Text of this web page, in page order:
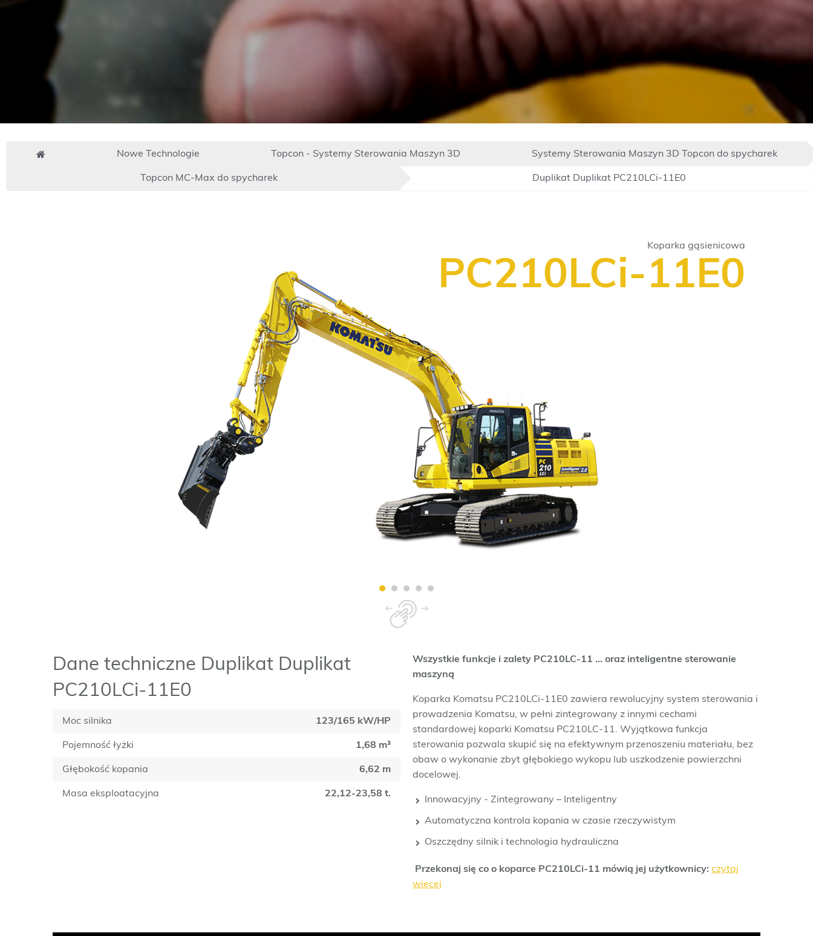
Nowe Technologie Topcon - Systemy Sterowania Maszyn 3D Systemy Sterowania Maszyn 3D Topcon do spycharek
Topcon MC-Max do spycharek Duplikat Duplikat PC210LCi-11E0
Koparka gąsienicowa
PC210LCi-11E0
Dane techniczne Duplikat Duplikat
PC210LCi-11E0
Moc silnika 123/165 kW/HP
Pojemność łyżki 1,68 m³
Głębokość kopania 6,62 m
Masa eksploatacyjna 22,12-23,58 t.
Wszystkie funkcje i zalety PC210LC-11 ... oraz inteligentne sterowanie
maszyną
Koparka Komatsu PC210LCi-11E0 zawiera rewolucyjny system sterowania i
prowadzenia Komatsu, w pełni zintegrowany z innymi cechami
standardowej koparki Komatsu PC210LC-11. Wyjątkowa funkcja
sterowania pozwala skupić się na efektywnym przenoszeniu materiału, bez
obaw o wykonanie zbyt głębokiego wykopu lub uszkodzenie powierzchni
docelowej.
Innowacyjny - Zintegrowany – Inteligentny
Automatyczna kontrola kopania w czasie rzeczywistym
Oszczędny silnik i technologia hydrauliczna
Przekonaj się co o koparce PC210LCi-11 mówią jej użytkownicy: czytaj
więcej